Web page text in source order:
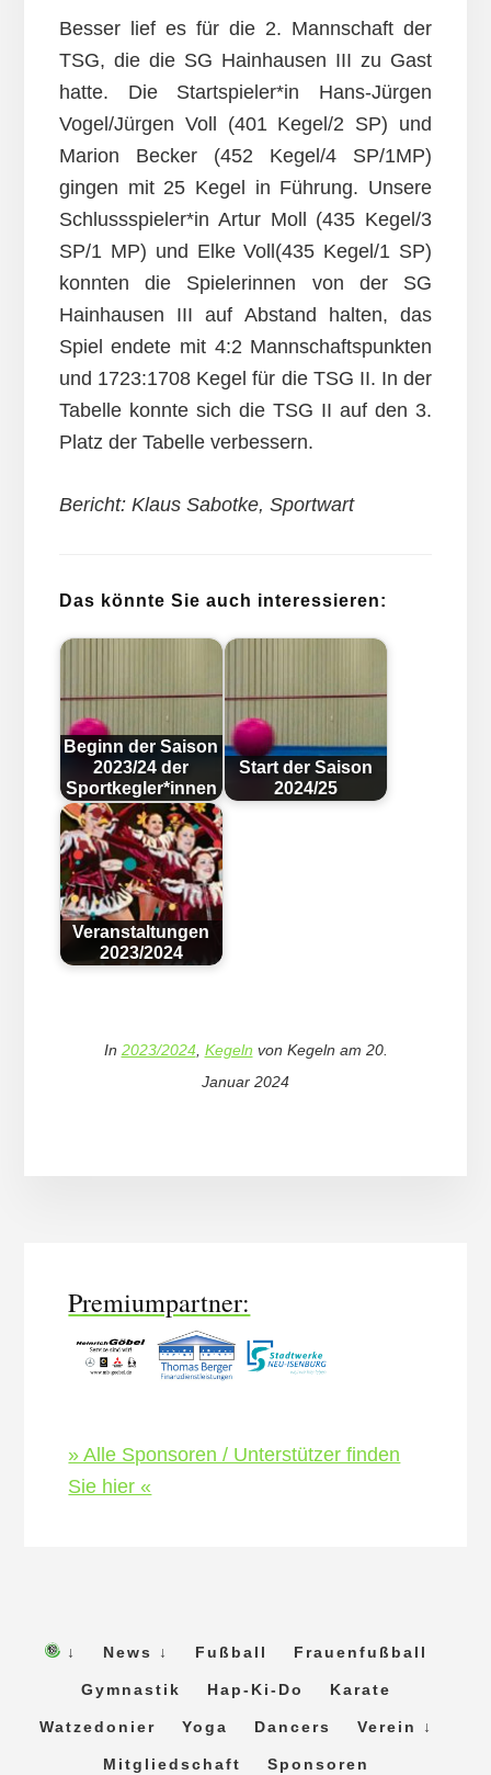
Besser lief es für die 2. Mannschaft der
TSG, die die SG Hainhausen III zu Gast
hatte. Die Startspieler*in Hans-Jürgen
Vogel/Jürgen Voll (401 Kegel/2 SP) und
Marion Becker (452 Kegel/4 SP/1MP)
gingen mit 25 Kegel in Führung. Unsere
Schlussspieler*in Artur Moll (435 Kegel/3
SP/1 MP) und Elke Voll(435 Kegel/1 SP)
konnten die Spielerinnen von der SG
Hainhausen III auf Abstand halten, das
Spiel endete mit 4:2 Mannschaftspunkten
und 1723:1708 Kegel für die TSG II. In der
Tabelle konnte sich die TSG II auf den 3.
Platz der Tabelle verbessern.
Bericht: Klaus Sabotke, Sportwart
Das könnte Sie auch interessieren:
Beginn der Saison
2023/24 der
Sportkegler*innen
Start der Saison
2024/25
Veranstaltungen
2023/2024
In 2023/2024, Kegeln von Kegeln am 20.
Januar 2024
Premiumpartner:
» Alle Sponsoren / Unterstützer finden
Sie hier «
↓ News ↓ Fußball Frauenfußball
Gymnastik Hap-Ki-Do Karate
Watzedonier Yoga Dancers Verein ↓
Mitgliedschaft Sponsoren